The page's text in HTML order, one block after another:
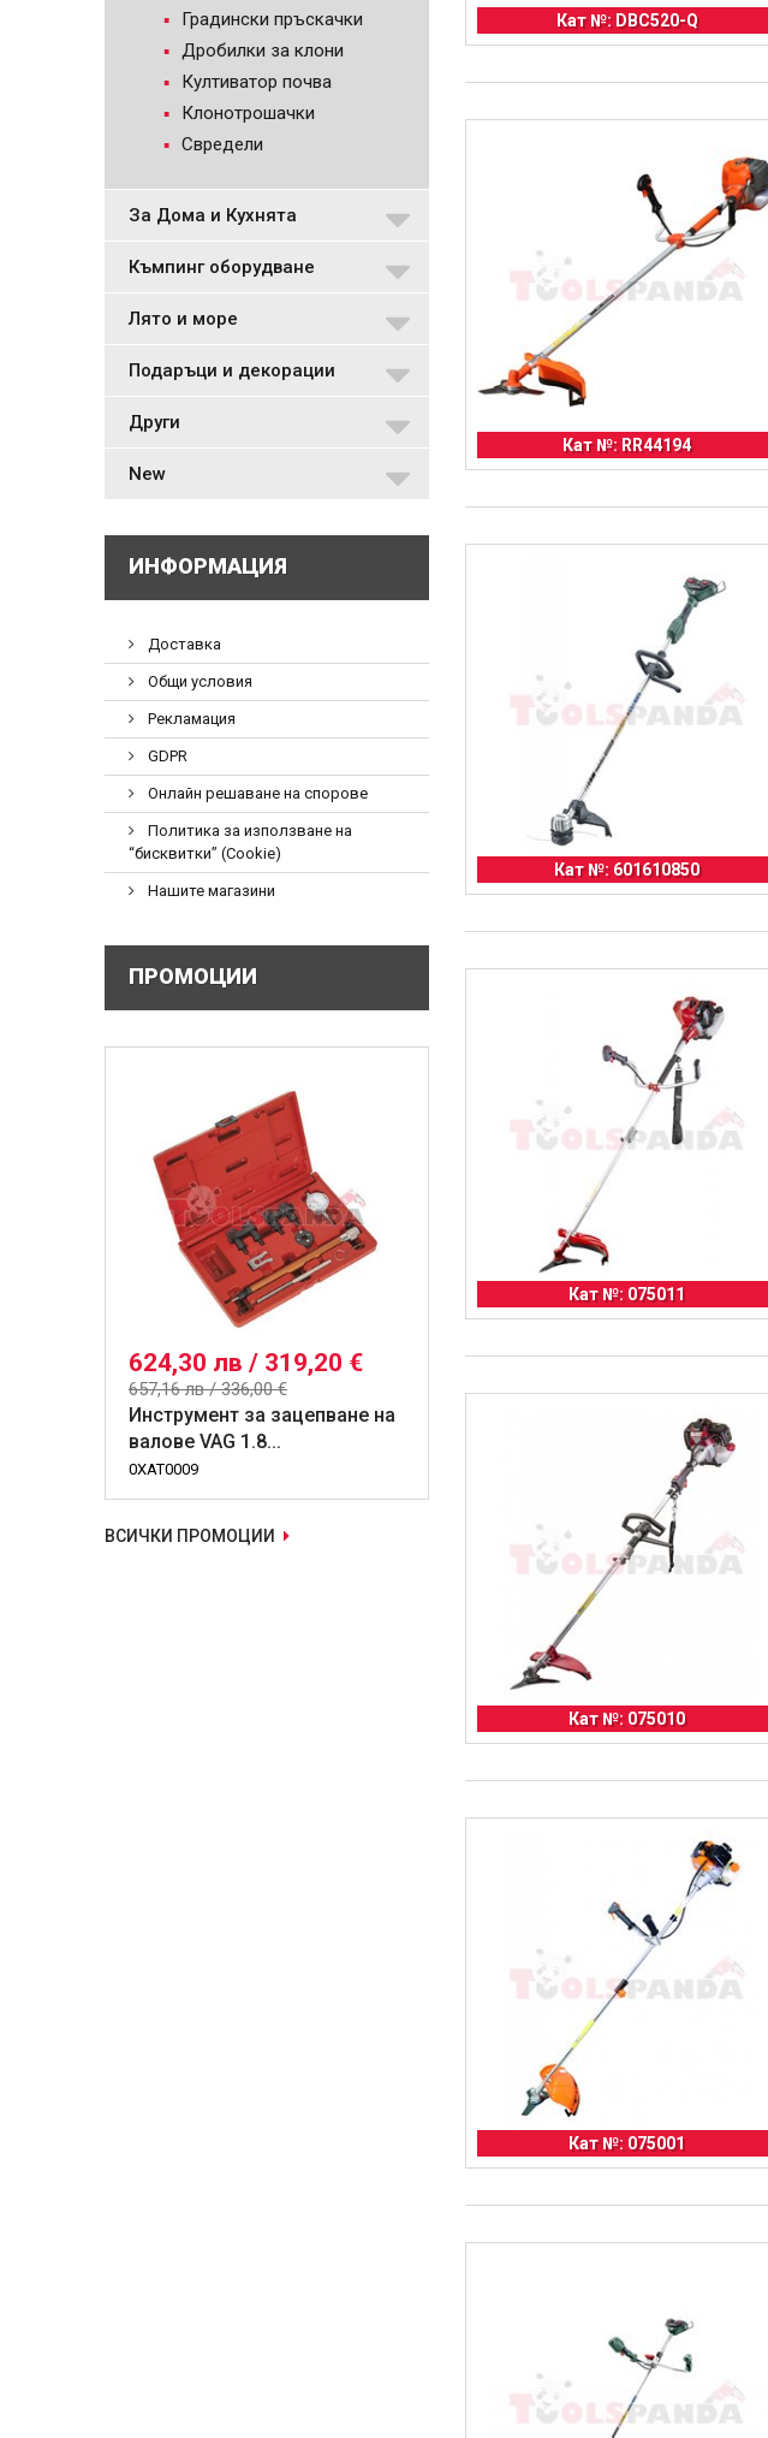
Градински пръскачки
Дробилки за клони
Култиватор почва
Клонотрошачки
Свредели
За Дома и Кухнята
Къмпинг оборудване
Лято и море
Подаръци и декорации
Други
New
ИНФОРМАЦИЯ
Доставка
Общи условия
Рекламация
GDPR
Онлайн решаване на спорове
Политика за използване на
“бисквитки” (Cookie)
Нашите магазини
ПРОМОЦИИ
624,30 лв / 319,20 €
657,16 лв / 336,00 €
Инструмент за зацепване на
валове VAG 1.8...
0XAT0009
ВСИЧКИ ПРОМОЦИИ
Кат №: DBC520-Q
Кат №: RR44194
Кат №: 601610850
Кат №: 075011
Кат №: 075010
Кат №: 075001